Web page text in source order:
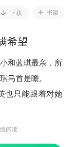
下载 书架
希望
和蓝琪最亲，所
马首是瞻。
也只能跟着对她
，就是用一个道
阅读